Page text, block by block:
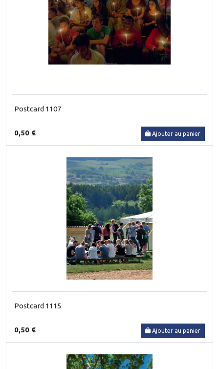
Postcard 1107
0,50 € Ajouter au panier
Postcard 1115
0,50 € Ajouter au panier